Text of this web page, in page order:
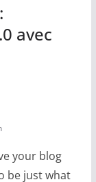
avec
your blog
be just what